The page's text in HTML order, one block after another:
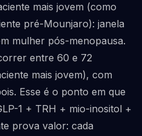
mais jovem (como
pré-Mounjaro): janela
mulher pós-menopausa.
entre 60 e 72
mais jovem), com
Esse é o ponto em que
1 + TRH + mio-inositol +
prova valor: cada